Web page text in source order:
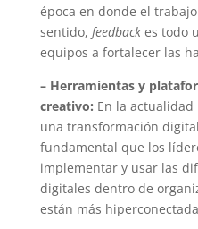
época en donde el
sentido, feedbackes todo
equipos a fortalecer las
– Herramientas y
creativo: En la
una transformación
fundamental que los
implementar y usar las
digitales dentro de
están más